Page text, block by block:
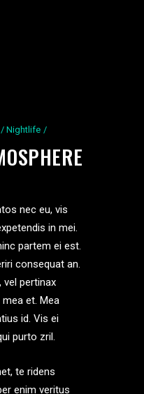
Nightlife
nec eu, vis
in mei.
partem ei est.
consequat an.
vel pertinax
et. Mea
id. Vis ei
purto zril.
te ridens
enim veritus